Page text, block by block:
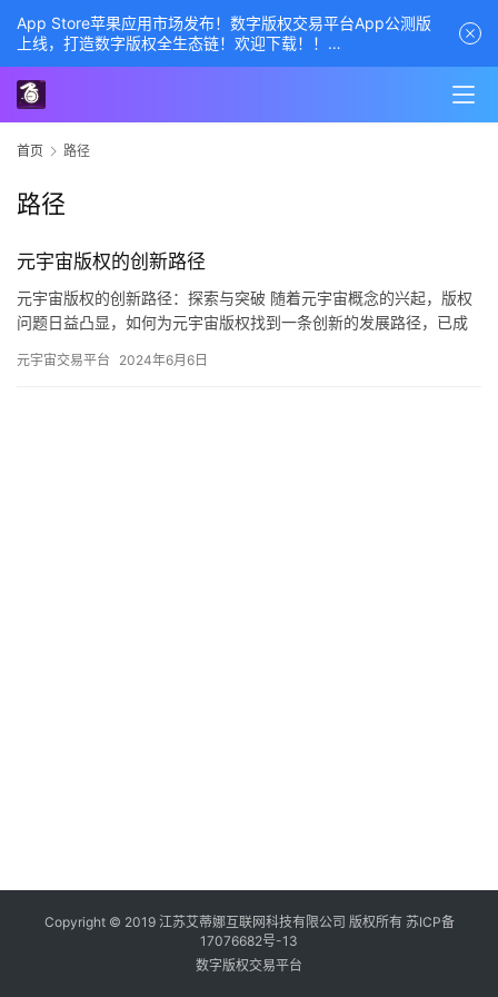
首页 路径
路径
元宇宙版权的创新路径
元宇宙版权的创新路径：探索与突破 随着元宇宙概念的兴起，版权
问题日益凸显，如何为元宇宙版权找到一条创新的发展路径，已成
径，以…
元宇宙交易平台 2024年6月6日
Copyright © 2019 江苏艾蒂娜互联网科技有限公司 版权所有 苏ICP备
17076682号-13
数字版权交易平台
App Store苹果应用市场发布！数字版权交易平台App公测版
上线，打造数字版权全生态链！欢迎下载！！
商务经理联系方式——数字版权交易平台